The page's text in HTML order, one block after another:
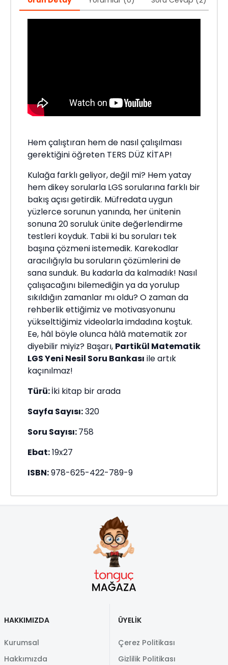
Hem çalıştıran hem de nasıl çalışılması
gerektiğini öğreten TERS DÜZ KİTAP!
Kulağa farklı geliyor, değil mi? Hem yatay
hem dikey sorularla LGS sorularına farklı bir
bakış açısı getirdik. Müfredata uygun
yüzlerce sorunun yanında, her ünitenin
sonuna 20 soruluk ünite değerlendirme
testleri koyduk. Tabii ki bu soruları tek
başına çözmeni istemedik. Karekodlar
aracılığıyla bu soruların çözümlerini de
sana sunduk. Bu kadarla da kalmadık! Nasıl
çalışacağını bilemediğin ya da yorulup
sıkıldığın zamanlar mı oldu? O zaman da
rehberlik ettiğimiz ve motivasyonunu
yükselttiğimiz videolarla imdadına koştuk.
Ee, hâl böyle olunca hâlâ matematik zor
diyebilir miyiz? Başarı, Partikül Matematik
LGS Yeni Nesil Soru Bankası ile artık
kaçınılmaz!
Türü:İki kitap bir arada
Sayfa Sayısı:320
Soru Sayısı:758
Ebat:19x27
ISBN:978-625-422-789-9
HAKKIMIZDA
Kurumsal
Hakkımızda
ÜYELİK
Çerez Politikası
Gizlilik Politikası